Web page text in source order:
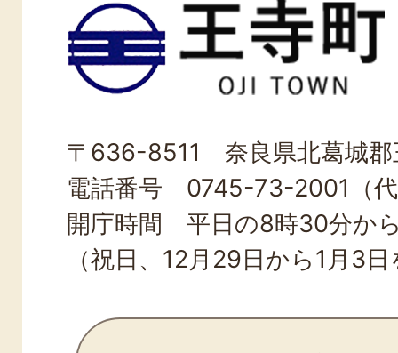
王
寺
町
TOWN
〒636-8511 奈良県北葛城郡
電話番号 0745-73-2001（
開庁時間 平日の8時30分か
（祝日、12月29日から1月3